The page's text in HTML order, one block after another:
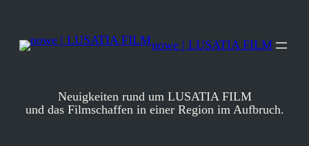
springen
nowe | LUSATIA FILM
Neuigkeiten rund um LUSATIA FILM
und das Filmschaffen in einer Region im Aufbruch.